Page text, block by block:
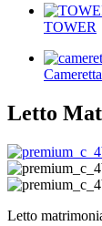
TOWER
Letto
Letto